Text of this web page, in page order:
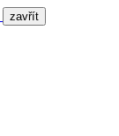
zavřít